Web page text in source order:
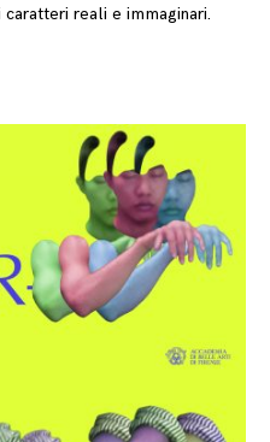
reali e immaginari.